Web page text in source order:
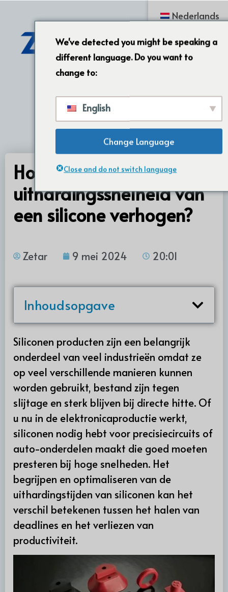
Hoe de
uithardingssnelheid van
een silicone verhogen?
Zetar 9 mei 2024 20:01
Inhoudsopgave
Siliconen producten zijn een belangrijk
onderdeel van veel industrieën omdat ze
op veel verschillende manieren kunnen
worden gebruikt, bestand zijn tegen
slijtage en sterk blijven bij directe hitte. Of
u nu in de elektronicaproductie werkt,
siliconen nodig hebt voor precisiecircuits of
auto-onderdelen maakt die goed moeten
presteren bij hoge snelheden. Het
begrijpen en optimaliseren van de
uithardingstijden van siliconen kan het
verschil betekenen tussen het halen van
deadlines en het verliezen van
productiviteit.
Nederlands
We've detected you might be speaking a
different language. Do you want to
change to:
English
Change Language
Close and do not switch language